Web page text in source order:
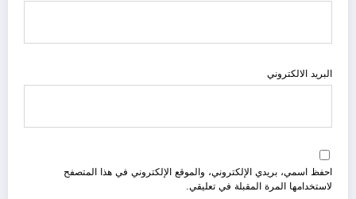
البريد الالكتروني
احفظ اسمي، بريدي الإلكتروني، والموقع الإلكتروني في هذا المتصفح
لاستخدامها المرة المقبلة في تعليقي.